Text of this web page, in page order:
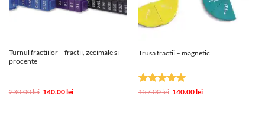
Turnul fractiilor – fractii, zecimale si
procente
230.00lei Prețul
140.00leiPrețul
Trusa fractii – magnetic
Evaluat la
157.00lei Prețul
140.00leiPrețul